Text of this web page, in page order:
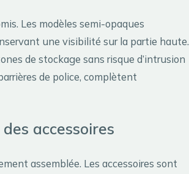
Les modèles semi-opaques
une visibilité sur la partie haute.
de stockage sans risque d’intrusion
de police, complètent
accessoires
assemblée. Les accessoires sont